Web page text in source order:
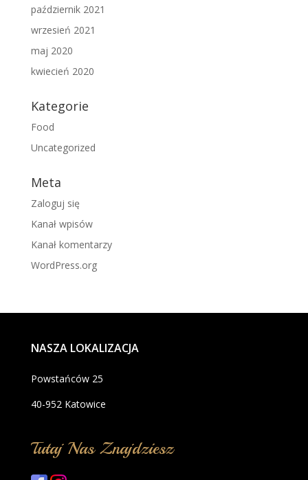
październik 2021
wrzesień 2021
maj 2020
kwiecień 2020
Kategorie
Food
Uncategorized
Meta
Zaloguj się
Kanał wpisów
Kanał komentarzy
WordPress.org
NASZA LOKALIZACJA
Powstańców 25
40-952 Katowice
Tutaj Nas Znajdziesz